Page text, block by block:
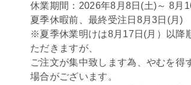
休業期間：2026年8月8日(土)～ 8月
夏季休暇前、最終受注日8月3日(月)
※夏季休業明けは8月17日(月）以降
ただきますが、
ご注文が集中致します為、やむを得
場合がございます。